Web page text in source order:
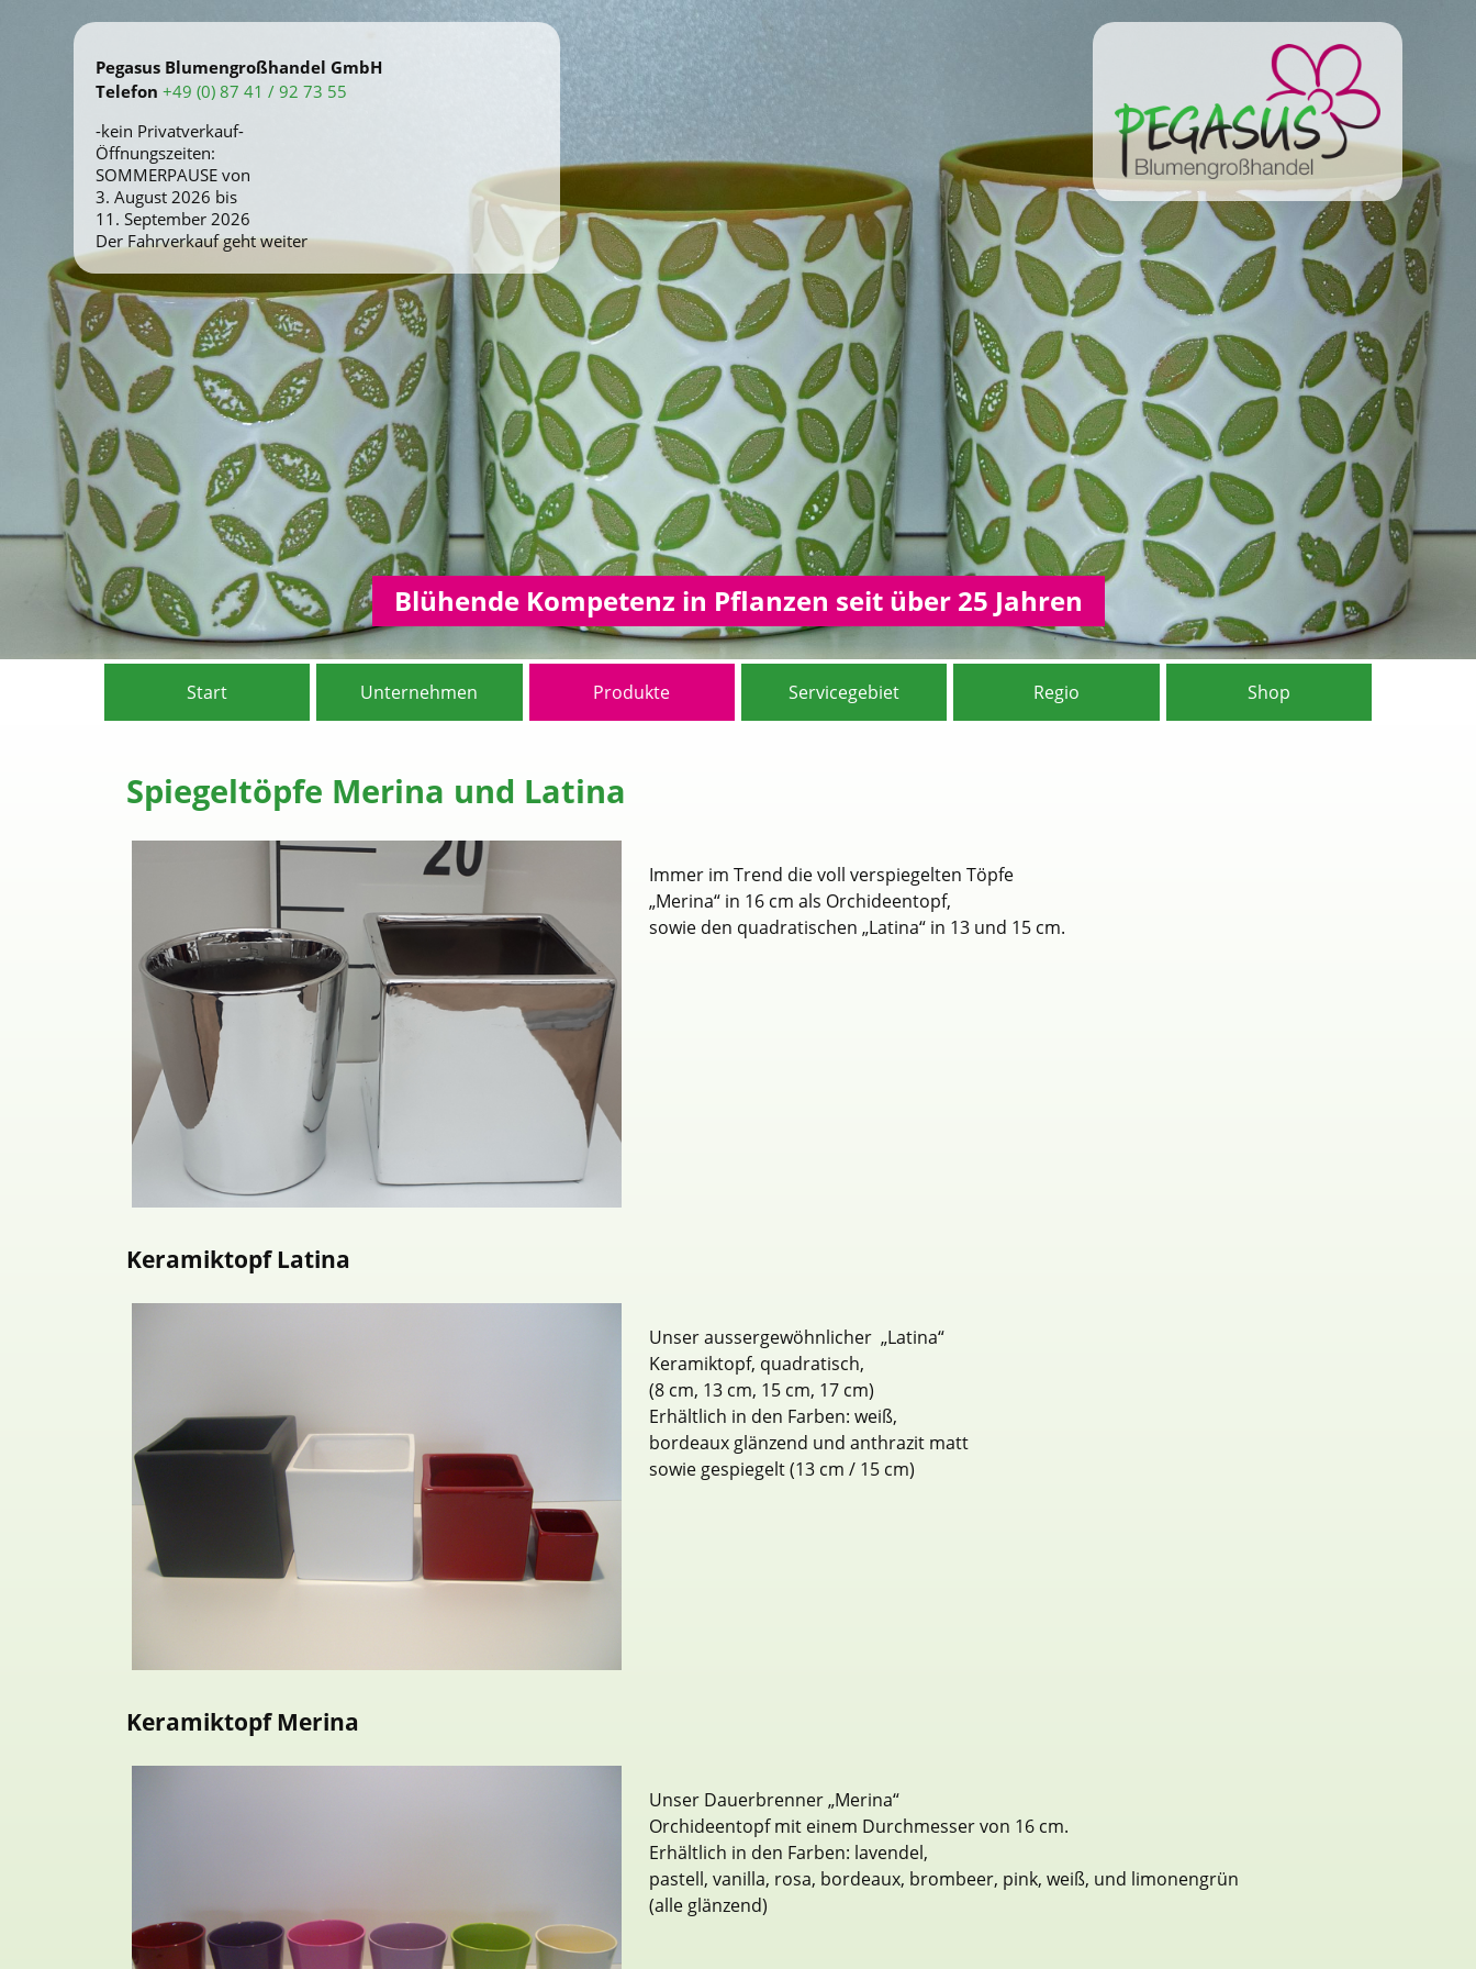
Pegasus Blumengroßhandel GmbH
Telefon +49 (0) 87 41 / 92 73 55
-kein Privatverkauf-
Öffnungszeiten:
SOMMERPAUSE von
3. August 2026 bis
11. September 2026
Der Fahrverkauf geht weiter
Blühende Kompetenz in Pflanzen seit über 25 Jahren
Start Unternehmen Produkte Servicegebiet Regio Shop
Spiegeltöpfe Merina und Latina
Immer im Trend die voll verspiegelten Töpfe
„Merina“ in 16 cm als Orchideentopf,
sowie den quadratischen „Latina“ in 13 und 15 cm.
Keramiktopf Latina
Unser aussergewöhnlicher „Latina“
Keramiktopf, quadratisch,
(8 cm, 13 cm, 15 cm, 17 cm)
Erhältlich in den Farben: weiß,
bordeaux glänzend und anthrazit matt
sowie gespiegelt (13 cm / 15 cm)
Keramiktopf Merina
Unser Dauerbrenner „Merina“
Orchideentopf mit einem Durchmesser von 16 cm.
Erhältlich in den Farben: lavendel,
pastell, vanilla, rosa, bordeaux, brombeer, pink, weiß, und limonengrün
(alle glänzend)